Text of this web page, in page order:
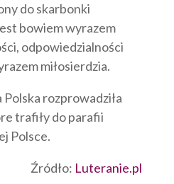
do skarbonki
bowiem wyrazem
odpowiedzialności
miłosierdzia.
rozprowadziła
trafiły do parafii
Polsce.
Źródło: Luteranie.pl